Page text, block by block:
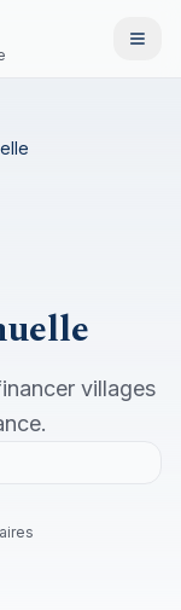
villages